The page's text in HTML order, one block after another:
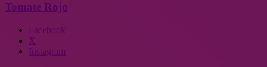
Tomate Rojo
Facebook
X
Instagram